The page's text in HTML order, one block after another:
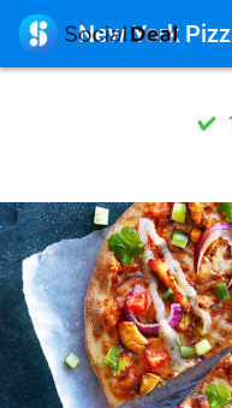
7
7
 New York